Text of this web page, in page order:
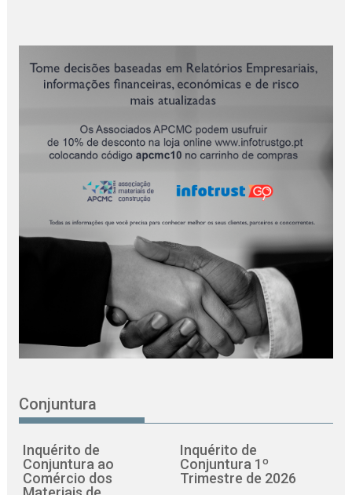
Conjuntura
Inquérito de
Conjuntura ao
Comércio dos
Inquérito de
Conjuntura 1º
Trimestre de 2026